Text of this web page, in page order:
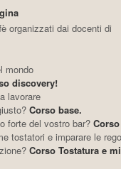
organizzati dai docenti di
mondo
discovery!
lavorare
Corso base.
forte del vostro bar?
tostatori e imparare le
Corso Tostatura e